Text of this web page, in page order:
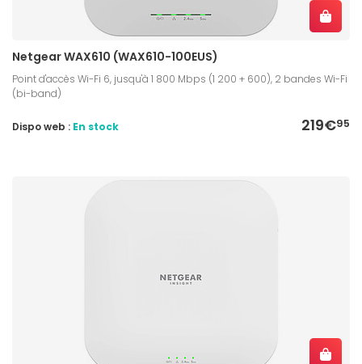
Netgear WAX610 (WAX610-100EUS)
Point d'accès Wi-Fi 6, jusqu'à 1 800 Mbps (1 200 + 600), 2 bandes Wi-Fi
(bi-band)
219€95
Dispo web : En stock